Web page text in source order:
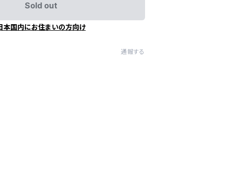
Sold out
本国内にお住まいの方向け
通報する